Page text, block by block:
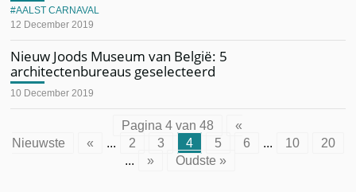
12 December 2019
AALST CARNAVAL
Nieuw Joods Museum van België: 5
architectenbureaus geselecteerd
10 December 2019
Pagina 4 van 48
«
Nieuwste
« ... 2 3 4 5 6 ... 10
20
...
» Oudste »